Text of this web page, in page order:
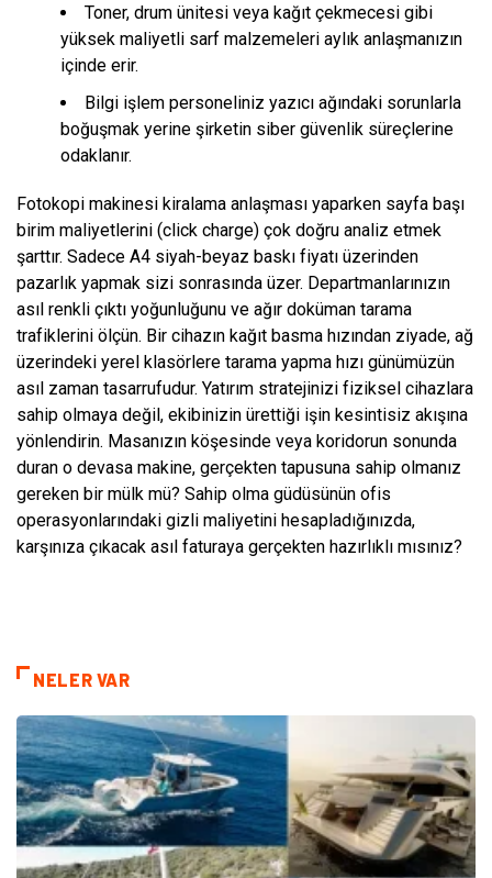
Toner, drum ünitesi veya kağıt çekmecesi gibi
yüksek maliyetli sarf malzemeleri aylık anlaşmanızın
içinde erir.
Bilgi işlem personeliniz yazıcı ağındaki sorunlarla
boğuşmak yerine şirketin siber güvenlik süreçlerine
odaklanır.
Fotokopi makinesi kiralama anlaşması yaparken sayfa başı
birim maliyetlerini (click charge) çok doğru analiz etmek
şarttır. Sadece A4 siyah-beyaz baskı fiyatı üzerinden
pazarlık yapmak sizi sonrasında üzer. Departmanlarınızın
asıl renkli çıktı yoğunluğunu ve ağır doküman tarama
trafiklerini ölçün. Bir cihazın kağıt basma hızından ziyade, ağ
üzerindeki yerel klasörlere tarama yapma hızı günümüzün
asıl zaman tasarrufudur. Yatırım stratejinizi fiziksel cihazlara
sahip olmaya değil, ekibinizin ürettiği işin kesintisiz akışına
yönlendirin. Masanızın köşesinde veya koridorun sonunda
duran o devasa makine, gerçekten tapusuna sahip olmanız
gereken bir mülk mü? Sahip olma güdüsünün ofis
operasyonlarındaki gizli maliyetini hesapladığınızda,
karşınıza çıkacak asıl faturaya gerçekten hazırlıklı mısınız?
NELER VAR